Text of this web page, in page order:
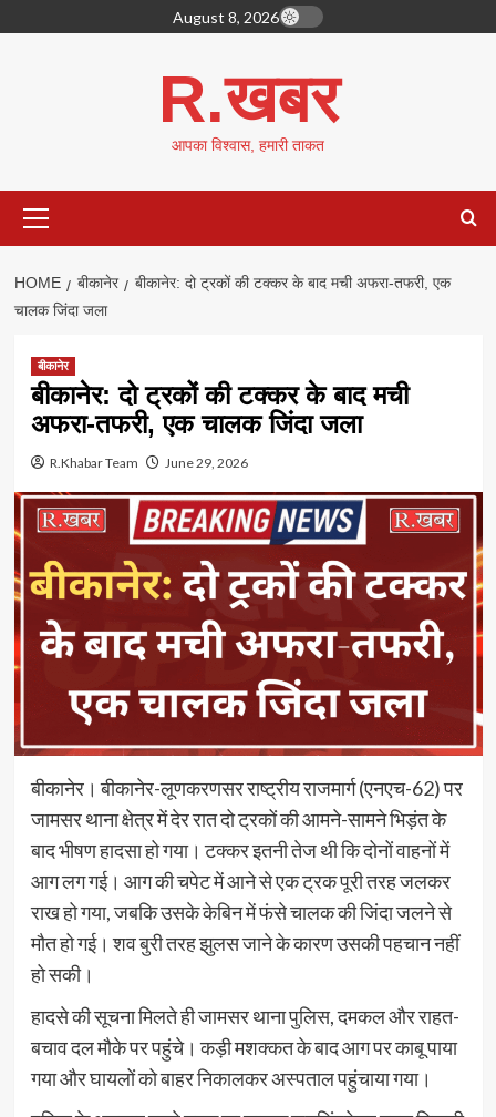
to
August 8, 2026
R.खबर
आपका विश्वास, हमारी ताकत
Menu
HOME बीकानेर
बीकानेर: दो ट्रकों की टक्कर के बाद मची अफरा-तफरी, एक
चालक जिंदा जला
बीकानेर
बीकानेर: दो ट्रकों की टक्कर के बाद मची
अफरा-तफरी, एक चालक जिंदा जला
R.Khabar Team June 29, 2026
बीकानेर। बीकानेर-लूणकरणसर राष्ट्रीय राजमार्ग (एनएच-62) पर
जामसर थाना क्षेत्र में देर रात दो ट्रकों की आमने-सामने भिड़ंत के
बाद भीषण हादसा हो गया। टक्कर इतनी तेज थी कि दोनों वाहनों में
आग लग गई। आग की चपेट में आने से एक ट्रक पूरी तरह जलकर
राख हो गया, जबकि उसके केबिन में फंसे चालक की जिंदा जलने से
मौत हो गई। शव बुरी तरह झुलस जाने के कारण उसकी पहचान नहीं
हो सकी।
हादसे की सूचना मिलते ही जामसर थाना पुलिस, दमकल और राहत-
बचाव दल मौके पर पहुंचे। कड़ी मशक्कत के बाद आग पर काबू पाया
गया और घायलों को बाहर निकालकर अस्पताल पहुंचाया गया।